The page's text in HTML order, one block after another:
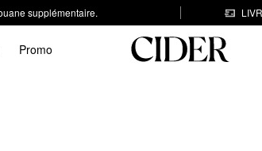
supplémentaire.
Promo